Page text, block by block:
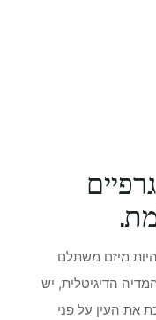
מיזם משתלם
הדיגיטלית, יש
את העין על פני